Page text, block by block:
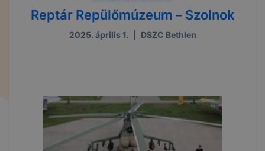
Reptár Repülőmúzeum – Szolnok
2025. április 1. DSZC Bethlen